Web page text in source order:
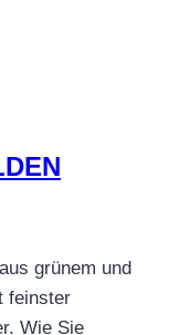
grünem und
feinster
Wie Sie